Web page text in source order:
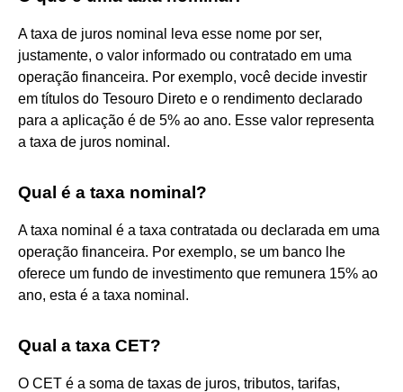
A taxa de juros nominal leva esse nome por ser,
justamente, o valor informado ou contratado em uma
operação financeira. Por exemplo, você decide investir
em títulos do Tesouro Direto e o rendimento declarado
para a aplicação é de 5% ao ano. Esse valor representa
a taxa de juros nominal.
Qual é a taxa nominal?
A taxa nominal é a taxa contratada ou declarada em uma
operação financeira. Por exemplo, se um banco lhe
oferece um fundo de investimento que remunera 15% ao
ano, esta é a taxa nominal.
Qual a taxa CET?
O CET é a soma de taxas de juros, tributos, tarifas,